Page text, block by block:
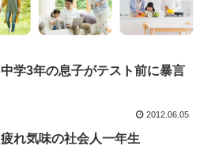
中学3年の息子がテスト前に暴言
2012.06.05
疲れ気味の社会人一年生